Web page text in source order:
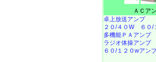
ＡＣア
卓上放送アンプ
２０/４０W
６０/
多機能ＰＡアンプ
ラジオ体操アンプ
６０/１２０wアン